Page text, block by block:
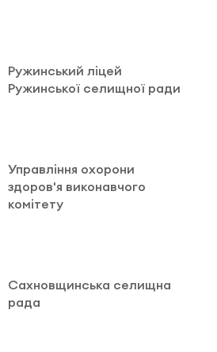
Ружинський ліцей
Ружинської селищної ради
Управління охорони
здоров'я виконавчого
комітету
Сахновщинська селищна
рада